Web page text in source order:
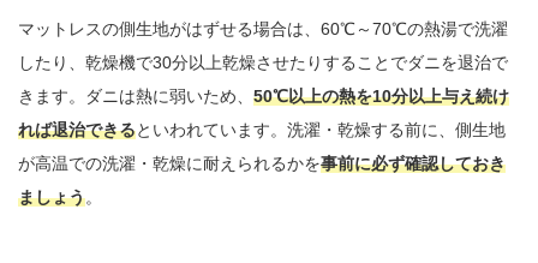
マットレスの側生地がはずせる場合は、60℃～70℃の熱湯で洗濯
したり、乾燥機で30分以上乾燥させたりすることでダニを退治で
きます。ダニは熱に弱いため、 50℃以上の熱を10分以上与え続け
れば退治できるといわれています。洗濯・乾燥する前に、側生地
が高温での洗濯・乾燥に耐えられるかを事前に必ず確認しておき
ましょう。